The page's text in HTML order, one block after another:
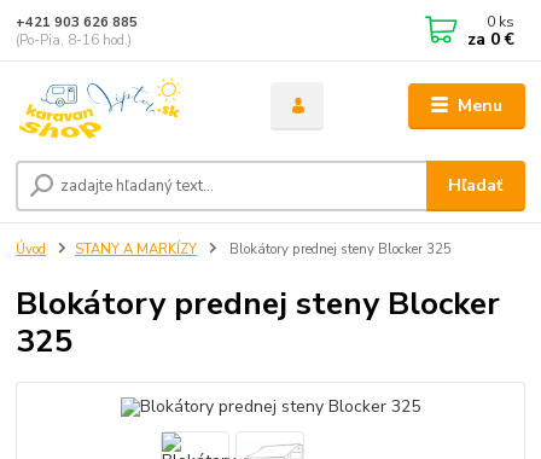
Menu
Hľadať
+421 903 626 885
(Po-Pia, 8-16 hod.)
0 ks
za 0 €
Úvod STANY A MARKÍZY Blokátory prednej steny Blocker 325
Blokátory prednej steny Blocker
325